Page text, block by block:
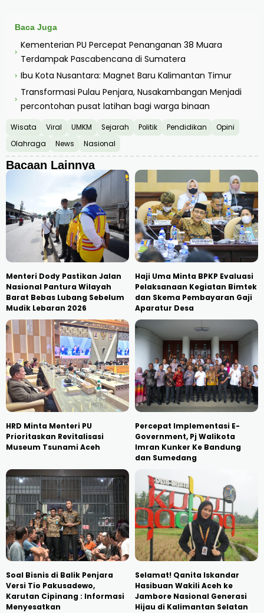
Baca Juga
›
Kementerian PU Percepat Penanganan 38 Muara
Terdampak Pascabencana di Sumatera
› Ibu Kota Nusantara: Magnet Baru Kalimantan Timur
›
Transformasi Pulau Penjara, Nusakambangan Menjadi
percontohan pusat latihan bagi warga binaan
Wisata Viral UMKM Sejarah Politik Pendidikan
Opini
Olahraga
News Nasional
Bacaan Lainnya
Menteri Dody Pastikan Jalan
Nasional Pantura Wilayah
Barat Bebas Lubang Sebelum
Mudik Lebaran 2026
Haji Uma Minta BPKP Evaluasi
Pelaksanaan Kegiatan Bimtek
dan Skema Pembayaran Gaji
Aparatur Desa
HRD Minta Menteri PU
Prioritaskan Revitalisasi
Museum Tsunami Aceh
Percepat Implementasi E-
Government, Pj Walikota
Imran Kunker Ke Bandung
dan Sumedang
Soal Bisnis di Balik Penjara
Versi Tio Pakusadewo,
Karutan Cipinang : Informasi
Menyesatkan
Selamat! Qanita Iskandar
Hasibuan Wakili Aceh ke
Jambore Nasional Generasi
Hijau di Kalimantan Selatan